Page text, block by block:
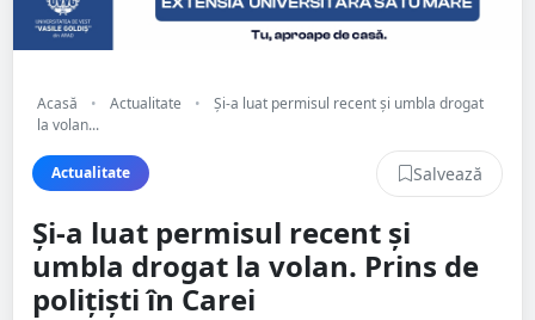
Acasă • Actualitate •
Și-a luat permisul recent și umbla drogat
la volan...
Actualitate Salvează
Și-a luat permisul recent și
umbla drogat la volan. Prins de
polițiști în Carei